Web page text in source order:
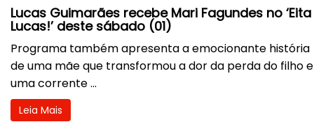
Lucas Guimarães recebe Mari Fagundes no ‘Eita
Lucas!’ deste sábado (01)
Programa também apresenta a emocionante história
de uma mãe que transformou a dor da perda do filho
uma corrente ...
Leia Mais